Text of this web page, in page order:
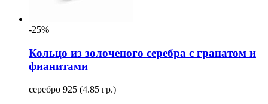
-25%
Кольцо из золоченого серебра с гранатом и
фианитами
серебро 925 (4.85 гр.)